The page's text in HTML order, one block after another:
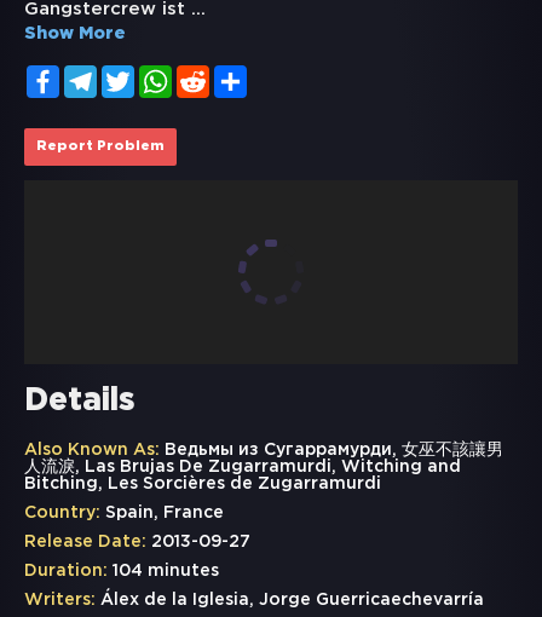
Gangstercrew ist ...
Show More
FacebookTelegramTwitterWhatsApp
Reddit
Report Problem
Details
Also Known As: Ведьмы из Сугаррамурди, 女巫不該讓男
人流淚, Las Brujas De Zugarramurdi, Witching and
Bitching, Les Sorcières de Zugarramurdi
Country: Spain, France
Release Date: 2013-09-27
Duration: 104 minutes
Writers: Álex de la Iglesia, Jorge Guerricaechevarría